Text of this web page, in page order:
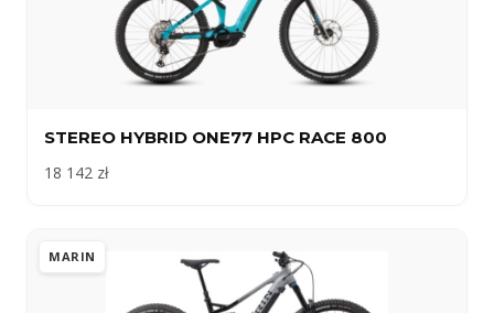
STEREO HYBRID ONE77 HPC RACE 800
18 142 zł
MARIN